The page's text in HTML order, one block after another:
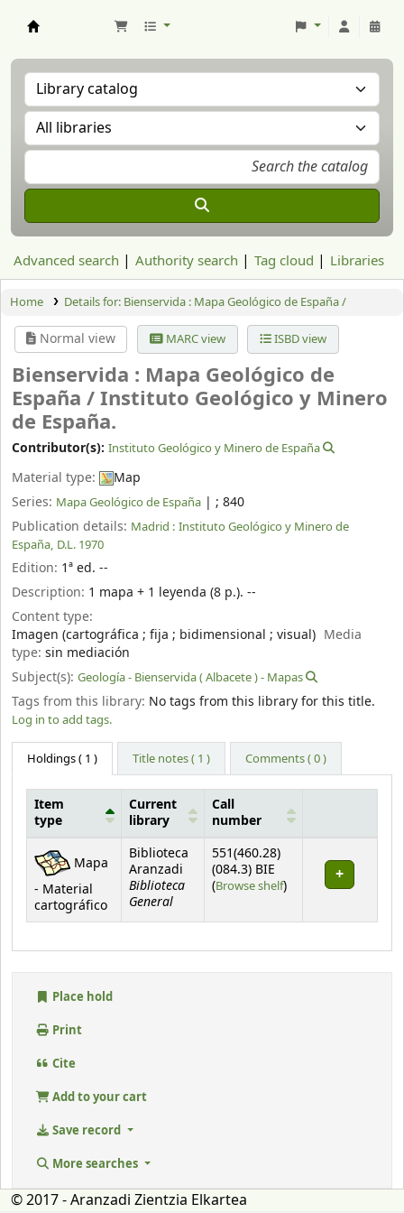
Advanced search Authority search Tag cloud Libraries
Home Details for: Bienservida : Mapa Geológico de España /
Normal view MARC view ISBD view
Bienservida : Mapa Geológico de
España /Instituto Geológico y Minero
de España.
Contributor(s): Instituto Geológico y Minero de España
Material type:
Map
Series: Mapa Geológico de España | ; 840
Publication details: Madrid : Instituto Geológico y Minero de
España, D.L. 1970
Edition: 1ª ed. --
Description: 1 mapa + 1 leyenda (8 p.). --
Content type:
Imagen (cartográfica ; fija ; bidimensional ; visual) Media
type: sin mediación
Subject(s): Geología - Bienservida ( Albacete ) - Mapas
Tags from this library: No tags from this library for this title.
Log in to add tags.
Holdings( 1 ) Title notes ( 1 ) Comments ( 0 )
Holdings
Item
type
Current
library
Call
number
Mapa
- Material
cartográfico
Biblioteca
Aranzadi
Biblioteca
General
551(460.28)
(084.3) BIE
(Browse shelf(Opens below)
)
Place hold
Print
Cite
Add to your cart
Save record
More searches
© 2017 - Aranzadi Zientzia Elkartea